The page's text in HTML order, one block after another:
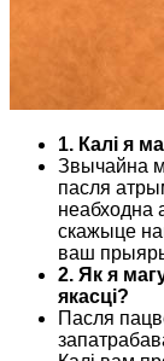
1. Калі я
Звычайна
пасля
неабходна
скажыце
ваш
2. Як я
якасці?
Пасля